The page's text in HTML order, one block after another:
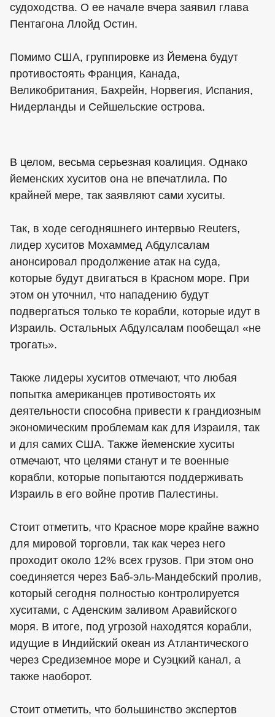
судоходства. О ее начале вчера заявил глава
Пентагона Ллойд Остин.
Помимо США, группировке из Йемена будут
противостоять Франция, Канада,
Великобритания, Бахрейн, Норвегия, Испания,
Нидерланды и Сейшельские острова.
В целом, весьма серьезная коалиция. Однако
йеменских хуситов она не впечатлила. По
крайней мере, так заявляют сами хуситы.
Так, в ходе сегодняшнего интервью Reuters,
лидер хуситов Мохаммед Абдулсалам
анонсировал продолжение атак на суда,
которые будут двигаться в Красном море. При
этом он уточнил, что нападению будут
подвергаться только те корабли, которые идут в
Израиль. Остальных Абдулсалам пообещал «не
трогать».
Также лидеры хуситов отмечают, что любая
попытка американцев противостоять их
деятельности способна привести к грандиозным
экономическим проблемам как для Израиля, так
и для самих США. Также йеменские хуситы
отмечают, что целями станут и те военные
корабли, которые попытаются поддерживать
Израиль в его войне против Палестины.
Стоит отметить, что Красное море крайне важно
для мировой торговли, так как через него
проходит около 12% всех грузов. При этом оно
соединяется через Баб-эль-Мандебский пролив,
который сегодня полностью контролируется
хуситами, с Аденским заливом Аравийского
моря. В итоге, под угрозой находятся корабли,
идущие в Индийский океан из Атлантического
через Средиземное море и Суэцкий канал, а
также наоборот.
Стоит отметить, что большинство экспертов